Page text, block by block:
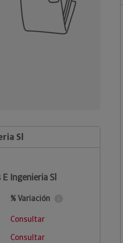
Sl
Ingenieria Sl
% Variación
Consultar
Consultar